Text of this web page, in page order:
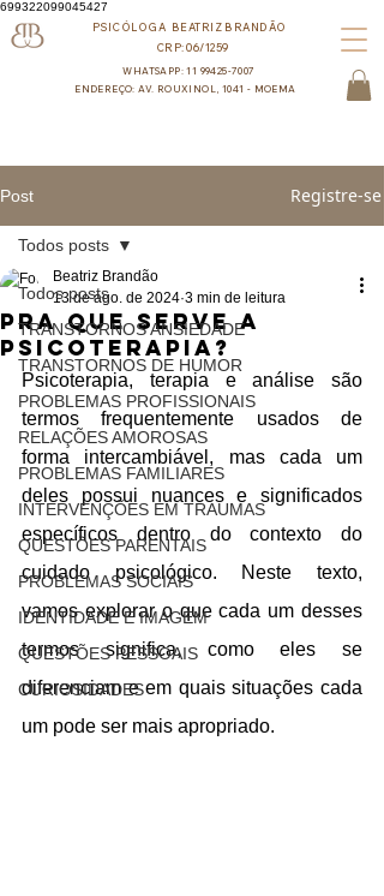
699322099045427
PSICÓLOGA BEATRIZ BRANDÃO
CRP:06/1259
ENDEREÇO: AV. ROUXINOL, 1041 - MOEMA
WHATSAPP: 11 99425-7007
Post Registre-se
Todos posts
TRANSTORNOS ANSIEDADE
TRANSTORNOS DE HUMOR
PROBLEMAS PROFISSIONAIS
RELAÇÕES AMOROSAS
PROBLEMAS FAMILIARES
INTERVENÇÕES EM TRAUMAS
QUESTÕES PARENTAIS
PROBLEMAS SOCIAIS
IDENTIDADE E IMAGEM
QUESTÕES PESSOAIS
CURIOSIDADES
Todos posts
Pra que serve a
psicoterapia?
Beatriz Brandão
13 de ago. de 2024 3 min de leitura
Psicoterapia, terapia e análise são
termos frequentemente usados de
forma intercambiável, mas cada um
deles possui nuances e significados
específicos dentro do contexto do
cuidado psicológico. Neste texto,
vamos explorar o que cada um desses
termos significa, como eles se
diferenciam e em quais situações cada
um pode ser mais apropriado.